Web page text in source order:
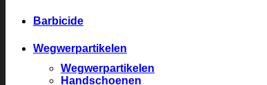
Barbicide
Wegwerpartikelen
Wegwerpartikelen
Handschoenen